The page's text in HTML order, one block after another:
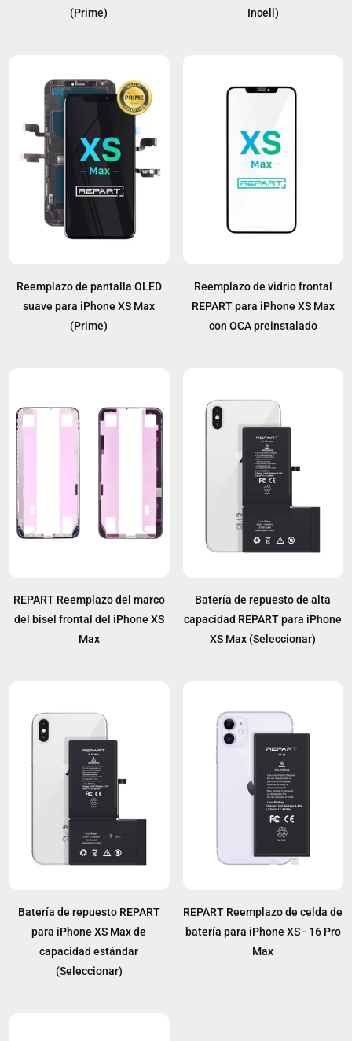
(Prime)
Incell)
Reemplazo de pantalla OLED
suave para iPhone XS Max
(Prime)
Reemplazo de vidrio frontal
REPART para iPhone XS Max
con OCA preinstalado
REPART Reemplazo del marco
del bisel frontal del iPhone XS
Max
Batería de repuesto de alta
capacidad REPART para iPhone
XS Max (Seleccionar)
Batería de repuesto REPART
para iPhone XS Max de
capacidad estándar
(Seleccionar)
REPART Reemplazo de celda de
batería para iPhone XS - 16 Pro
Max